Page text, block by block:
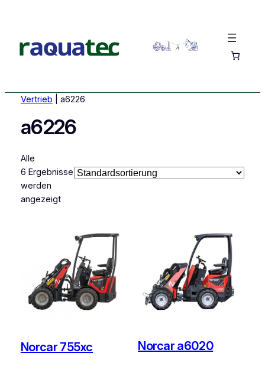
Vertrieb a6226
a6226
Alle
6 Ergebnisse
werden
angezeigt
Norcar 755xc Norcar a6020